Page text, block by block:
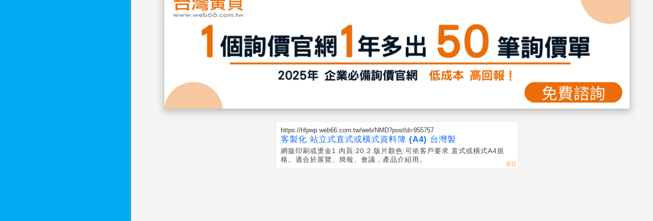
https://hfpwp.web66.com.tw/web/NMD?postId=955757
客製化 站立式直式或橫式資料簿 (A4) 台灣製
網版印刷或燙金 1.內頁:20. 2.版片顏色:可依客戶要求. 直式或橫式A4規
格。 適合於展覽、簡報、會議，產品介紹用。